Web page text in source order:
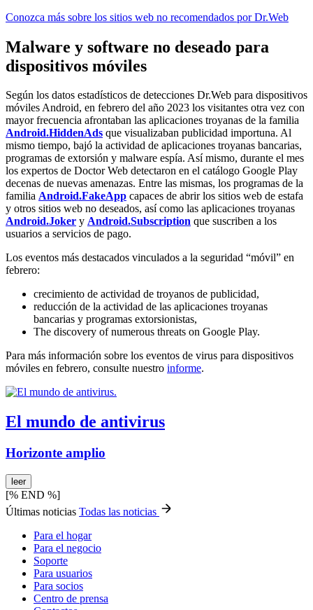
Conozca más sobre los sitios web no recomendados por Dr.Web
Malware y software no deseado para
dispositivos móviles
Según los datos estadísticos de detecciones Dr.Web para dispositivos
móviles Android, en febrero del año 2023 los visitantes otra vez con
mayor frecuencia afrontaban las aplicaciones troyanas de la familia
Android.HiddenAds que visualizaban publicidad importuna. Al
mismo tiempo, bajó la actividad de aplicaciones troyanas bancarias,
programas de extorsión y malware espía. Así mismo, durante el mes
los expertos de Doctor Web detectaron en el catálogo Google Play
decenas de nuevas amenazas. Entre las mismas, los programas de la
familia Android.FakeApp capaces de abrir los sitios web de estafa
y otros sitios web no deseados, así como las aplicaciones troyanas
Android.Joker y Android.Subscription que suscriben a los
usuarios a servicios de pago.
Los eventos más destacados vinculados a la seguridad “móvil” en
febrero:
crecimiento de actividad de troyanos de publicidad,
reducción de la actividad de las aplicaciones troyanas
bancarias y programas extorsionistas,
The discovery of numerous threats on Google Play.
Para más información sobre los eventos de virus para dispositivos
móviles en febrero, consulte nuestro informe.
El mundo de antivirus
Horizonte amplio
leer
[% END %]
Últimas noticias Todas las noticias
Para el hogar
Para el negocio
Soporte
Para usuarios
Para socios
Centro de prensa